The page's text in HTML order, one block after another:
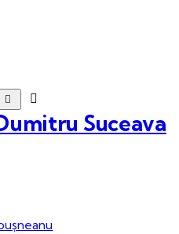
Suceava